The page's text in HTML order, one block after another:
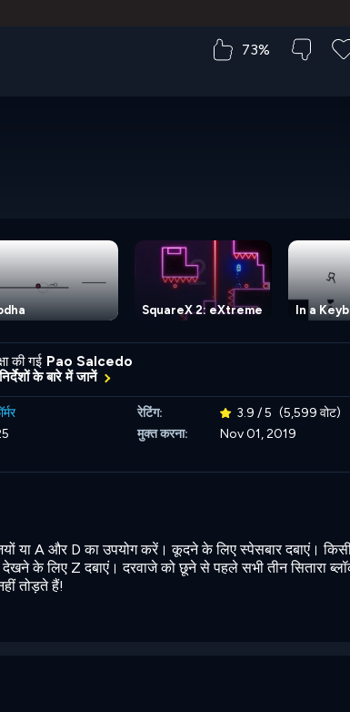
73%
SquareX 2: eXtreme In a
की गई Pao Salcedo
के बारे में जानें
रेटिंग: 3.9 / 5 (5,599 वोट)
मुक्त करना:
Nov 01, 2019
या A और D का उपयोग करें। कूदने के लिए स्पेसबार दबाएं।
के लिए Z दबाएं। दरवाजे को छूने से पहले सभी तीन सितारा
तोड़ते हैं!